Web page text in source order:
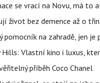
se vrací na Novu, má to
život bez demence až o
pomocník na zahradě, jen
Vlastní kino i luxus,
příběh Coco Chanel